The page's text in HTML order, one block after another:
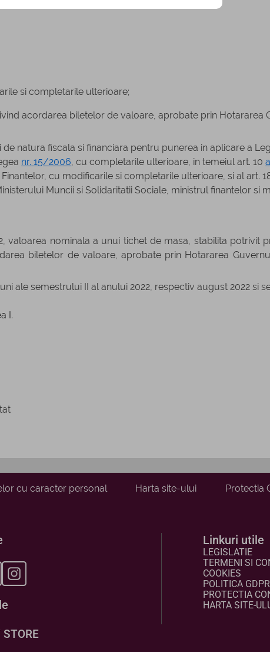
si completarile ulterioare;
acordarea biletelor de valoare, aprobate prin Hotararea
natura fiscala si financiara pentru punerea in aplicare a
nr. 15/2006, cu completarile ulterioare, in temeiul art. 10
cu modificarile si completarile ulterioare, si al art.
Muncii si Solidaritatii Sociale, ministrul finantelor si
valoarea nominala a unui tichet de masa, stabilita potrivit
biletelor de valoare, aprobate prin Hotararea
ale semestrului II al anului 2022, respectiv august 2022 si
I.
cu caracter personal Harta site-ului Protectia
STORE
Linkuri utile
LEGISLATIE
TERMENI SI
COOKIES
POLITICA GDPR
PROTECTIA
HARTA SITE-